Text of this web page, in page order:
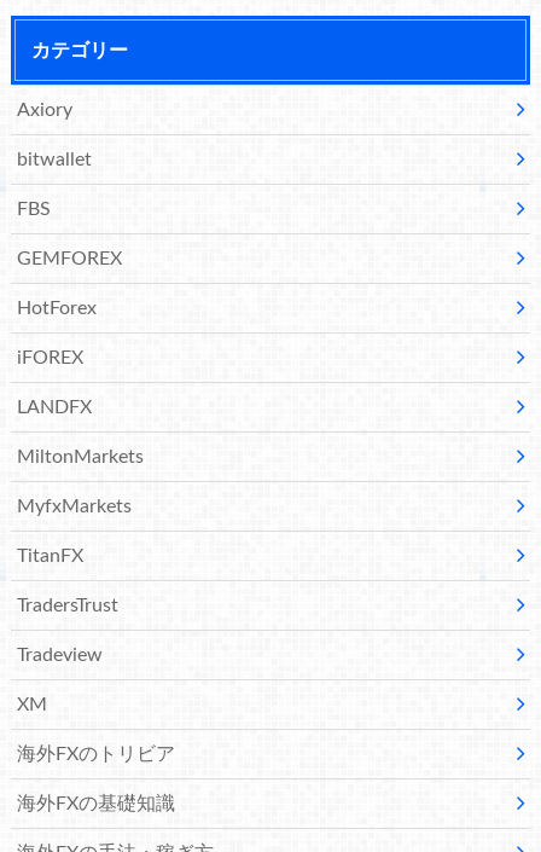
カテゴリー
Axiory
bitwallet
FBS
GEMFOREX
HotForex
iFOREX
LANDFX
MiltonMarkets
MyfxMarkets
TitanFX
TradersTrust
Tradeview
XM
海外FXのトリビア
海外FXの基礎知識